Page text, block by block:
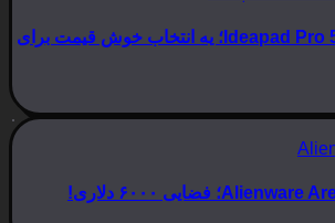
بررسی لپ‌تاپ لنوو Ideapad Pro 5؛ یه انتخاب خوش قیمت برای